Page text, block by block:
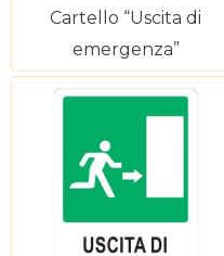
Cartello “Uscita di
emergenza”